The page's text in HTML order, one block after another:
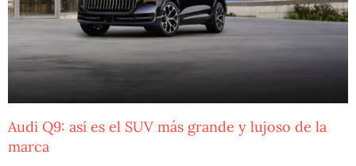
Audi Q9: así es el SUV más grande y lujoso de la
marca